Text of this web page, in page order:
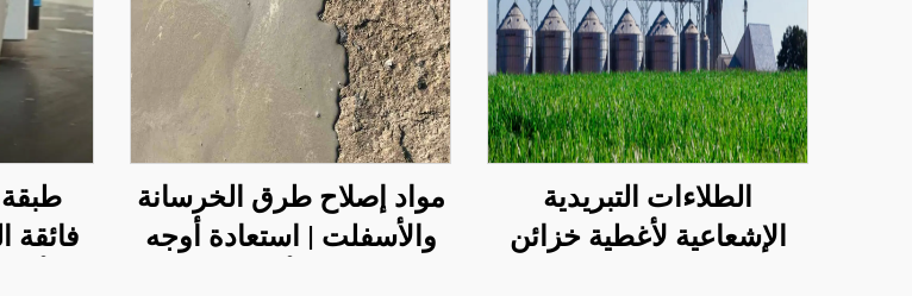
الطلاءات التبريدية
الإشعاعية لأغطية خزائن
مواد إصلاح طرق الخرسانة
والأسفلت | استعادة أوجه
فائقة